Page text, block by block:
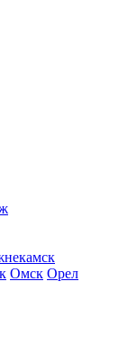
Омск Орел